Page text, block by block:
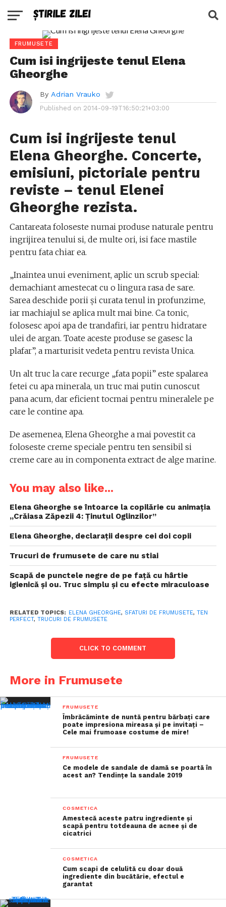
FRUMUSETE
Cum isi ingrijeste tenul Elena
Gheorghe
By Adrian Vrauko
Published on 2014-09-19T16:50:21+03:00
Cum isi ingrijeste tenul
Elena Gheorghe. Concerte,
emisiuni, pictoriale pentru
reviste – tenul Elenei
Gheorghe rezista.
Cantareata foloseste numai produse naturale pentru
ingrijirea tenului si, de multe ori, isi face mastile
pentru fata chiar ea.
„Inaintea unui eveniment, aplic un scrub special:
demachiant amestecat cu o lingura rasa de sare.
Sarea deschide porii şi curata tenul in profunzime,
iar machiajul se aplica mult mai bine. Ca tonic,
folosesc apoi apa de trandafiri, iar pentru hidratare
ulei de argan. Toate aceste produse se gasesc la
plafar”, a marturisit vedeta pentru revista Unica.
Un alt truc la care recurge „fata popii” este spalarea
fetei cu apa minerala, un truc mai putin cunoscut
pana acum, dar eficient tocmai pentru mineralele pe
care le contine apa.
De asemenea, Elena Gheorghe a mai povestit ca
foloseste creme speciale pentru ten sensibil si
creme care au in componenta extract de alge marine.
You may also like...
Elena Gheorghe se întoarce la copilărie cu animaţia
,,Crăiasa Zăpezii 4: Ţinutul Oglinzilor”
Elena Gheorghe, declarații despre cei doi copii
Trucuri de frumusete de care nu stiai
Scapă de punctele negre de pe față cu hârtie
igienică și ou. Truc simplu și cu efecte miraculoase
RELATED TOPICS: ELENA GHEORGHE, SFATURI DE FRUMUSETE, TEN
PERFECT, TRUCURI DE FRUMUSETE
CLICK TO COMMENT
More in Frumusete
FRUMUSETE
Îmbrăcăminte de nuntă pentru bărbați care
poate impresiona mireasa și pe invitați –
Cele mai frumoase costume de mire!
FRUMUSETE
Ce modele de sandale de damă se poartă în
acest an? Tendințe la sandale 2019
COSMETICA
Amestecă aceste patru ingrediente și
scapă pentru totdeauna de acnee și de
cicatrici
COSMETICA
Cum scapi de celulită cu doar două
ingrediente din bucătărie, efectul e
garantat